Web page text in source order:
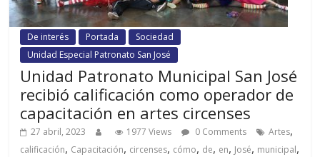
De interés Portada
Sociedad
Unidad Especial Patronato San José
Unidad Patronato Municipal San José
recibió calificación como operador de
capacitación en artes circenses
27 abril, 2023 1977 Views 0 Comments Artes,
calificación, Capacitación, circenses, cómo, de, en, José, municipal,